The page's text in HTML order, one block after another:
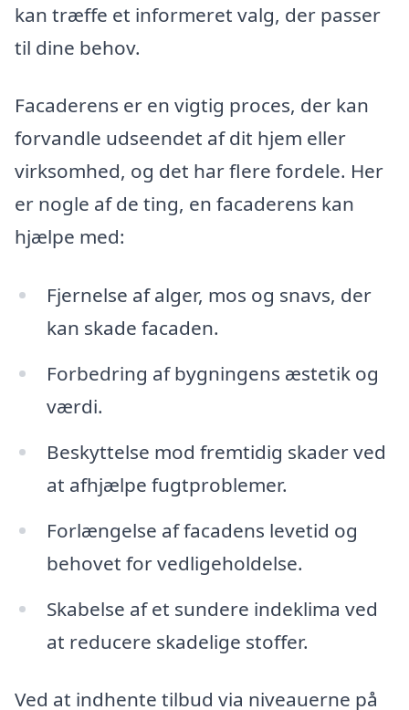
kan træffe et informeret valg, der passer
til dine behov.
Facaderens er en vigtig proces, der kan
forvandle udseendet af dit hjem eller
virksomhed, og det har flere fordele. Her
er nogle af de ting, en facaderens kan
hjælpe med:
Fjernelse af alger, mos og snavs, der
kan skade facaden.
Forbedring af bygningens æstetik og
værdi.
Beskyttelse mod fremtidig skader ved
at afhjælpe fugtproblemer.
Forlængelse af facadens levetid og
behovet for vedligeholdelse.
Skabelse af et sundere indeklima ved
at reducere skadelige stoffer.
Ved at indhente tilbud via niveauerne på